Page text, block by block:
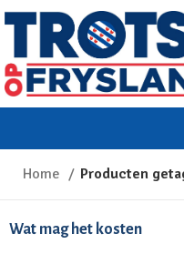
Home Producten
Wat mag het kosten